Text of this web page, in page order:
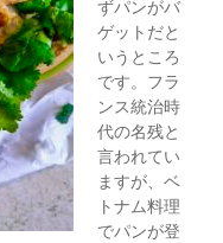
ずパンがバ
ゲットだと
いうところ
です。フラ
ンス統治時
代の名残と
言われてい
ますが、ベ
トナム料理
でパンが登